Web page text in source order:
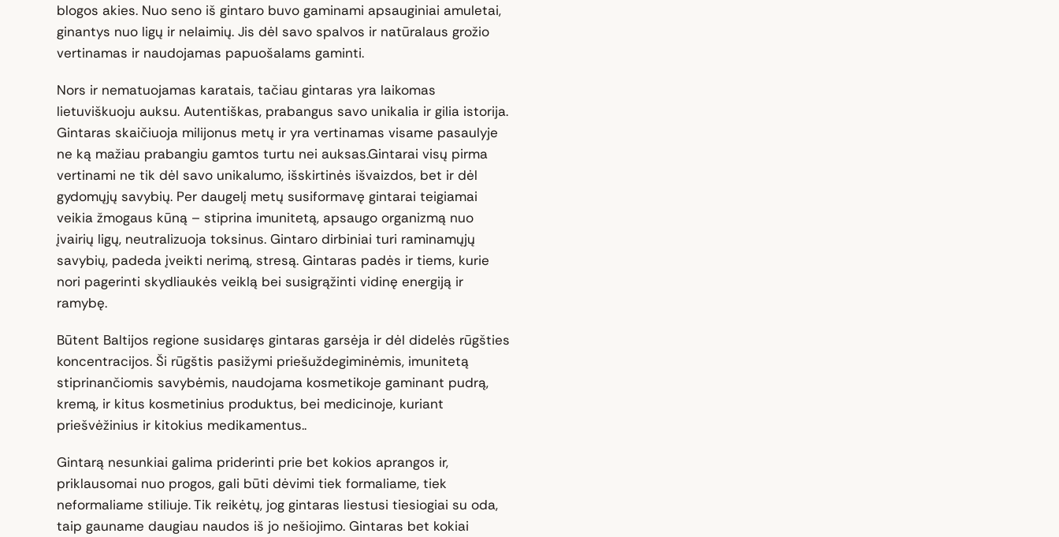
blogos akies. Nuo seno iš gintaro buvo gaminami apsauginiai amuletai,
ginantys nuo ligų ir nelaimių. Jis dėl savo spalvos ir natūralaus grožio
vertinamas ir naudojamas papuošalams gaminti.
Nors ir nematuojamas karatais, tačiau gintaras yra laikomas
lietuviškuoju auksu. Autentiškas, prabangus savo unikalia ir gilia istorija.
Gintaras skaičiuoja milijonus metų ir yra vertinamas visame pasaulyje
ne ką mažiau prabangiu gamtos turtu nei auksas.Gintarai visų pirma
vertinami ne tik dėl savo unikalumo, išskirtinės išvaizdos, bet ir dėl
gydomųjų savybių. Per daugelį metų susiformavę gintarai teigiamai
veikia žmogaus kūną – stiprina imunitetą, apsaugo organizmą nuo
įvairių ligų, neutralizuoja toksinus. Gintaro dirbiniai turi raminamųjų
savybių, padeda įveikti nerimą, stresą. Gintaras padės ir tiems, kurie
nori pagerinti skydliaukės veiklą bei susigrąžinti vidinę energiją ir
ramybę.
Būtent Baltijos regione susidaręs gintaras garsėja ir dėl didelės rūgšties
koncentracijos. Ši rūgštis pasižymi priešuždegiminėmis, imunitetą
stiprinančiomis savybėmis, naudojama kosmetikoje gaminant pudrą,
kremą, ir kitus kosmetinius produktus, bei medicinoje, kuriant
priešvėžinius ir kitokius medikamentus..
Gintarą nesunkiai galima priderinti prie bet kokios aprangos ir,
priklausomai nuo progos, gali būti dėvimi tiek formaliame, tiek
neformaliame stiliuje. Tik reikėtų, jog gintaras liestusi tiesiogiai su oda,
taip gauname daugiau naudos iš jo nešiojimo. Gintaras bet kokiai